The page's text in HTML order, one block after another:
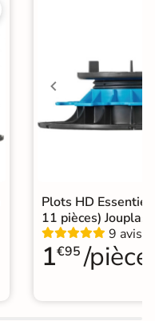
Plots HD
11 pièces) Jouplast
9 avis
1€95 /pièce